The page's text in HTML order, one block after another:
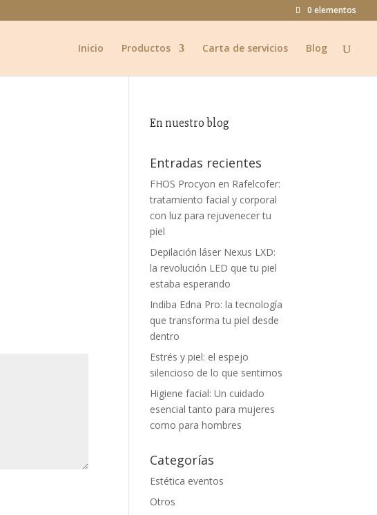
0 elementos
Inicio Productos Carta de servicios Blog
En nuestro blog
Entradas recientes
FHOS Procyon en Rafelcofer:
tratamiento facial y corporal
con luz para rejuvenecer tu
piel
Depilación láser Nexus LXD:
la revolución LED que tu piel
estaba esperando
Indiba Edna Pro: la tecnología
que transforma tu piel desde
dentro
Estrés y piel: el espejo
silencioso de lo que sentimos
Higiene facial: Un cuidado
esencial tanto para mujeres
como para hombres
Categorías
Estética eventos
Otros